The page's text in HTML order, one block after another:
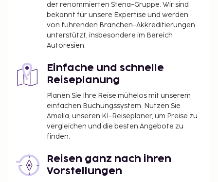
der renommierten Stena-Gruppe. Wir sind
bekannt für unsere Expertise und werden
von führenden Branchen-Akkreditierungen
unterstützt, insbesondere im Bereich
Autoresien.
Einfache und schnelle
Reiseplanung
Planen Sie Ihre Reise mühelos mit unserem
einfachen Buchungssystem. Nutzen Sie
Amelia, unseren KI-Reiseplaner, um Preise zu
vergleichen und die besten Angebote zu
finden.
Reisen ganz nach ihren
Vorstellungen